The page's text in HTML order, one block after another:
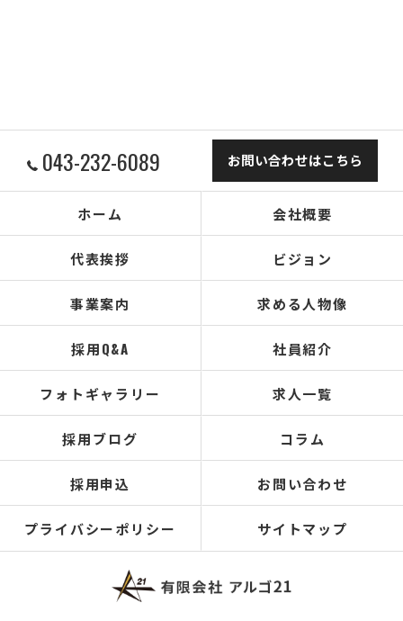
043-232-6089 お問い合わせはこちら
ホーム 会社概要
代表挨拶 ビジョン
事業案内 求める人物像
採用Q&A 社員紹介
フォトギャラリー 求人一覧
採用ブログ コラム
採用申込 お問い合わせ
プライバシーポリシー サイトマップ